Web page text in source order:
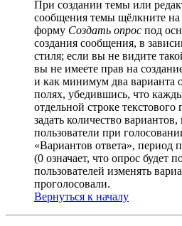
При создании темы или
сообщения темы щёлкните на
форму Создать опрос под
создания сообщения, в
стиля; если вы не видите
вы не имеете прав на
и как минимум два варианта
полях, убедившись, что
отдельной строке
задать количество
пользователи при
«Вариантов ответа», период
(0 означает, что опрос будет
пользователей изменять
проголосовали.
Вернуться к началу